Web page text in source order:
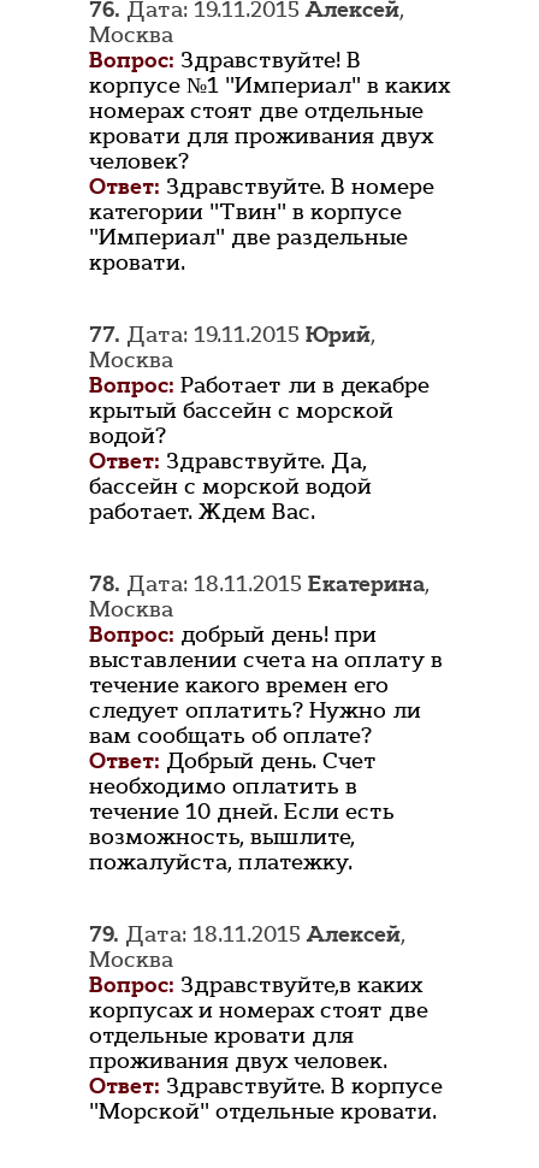
76. Дата: 19.11.2015Алексей,
Москва
Вопрос: Здравствуйте! В
корпусе №1 "Империал" в каких
номерах стоят две отдельные
кровати для проживания двух
человек?
Ответ: Здравствуйте. В номере
категории "Твин" в корпусе
"Империал" две раздельные
кровати.
77. Дата: 19.11.2015 Юрий,
Москва
Вопрос: Работает ли в декабре
крытый бассейн с морской
водой?
Ответ: Здравствуйте. Да,
бассейн с морской водой
работает. Ждем Вас.
78. Дата: 18.11.2015 Екатерина,
Москва
Вопрос: добрый день! при
выставлении счета на оплату в
течение какого времен его
следует оплатить? Нужно ли
вам сообщать об оплате?
Ответ: Добрый день. Счет
необходимо оплатить в
течение 10 дней. Если есть
возможность, вышлите,
пожалуйста, платежку.
79. Дата: 18.11.2015Алексей,
Москва
Вопрос: Здравствуйте,в каких
корпусах и номерах стоят две
отдельные кровати для
проживания двух человек.
Ответ: Здравствуйте. В корпусе
"Морской" отдельные кровати.